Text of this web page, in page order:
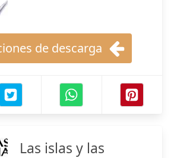
de descarga
Las islas y las